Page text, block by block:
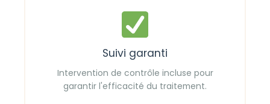
Suivi garanti
Intervention de contrôle incluse pour
garantir l'efficacité du traitement.